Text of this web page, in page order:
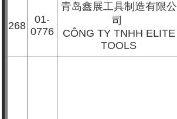
268
01-
0776
青岛鑫展工具制造有限公
司
CÔNG TY TNHH ELITE
TOOLS